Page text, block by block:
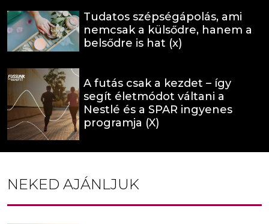
Tudatos szépségápolás, ami
nemcsak a külsődre, hanem a
belsődre is hat (x)
A futás csak a kezdet – így
segít életmódot váltani a
Nestlé és a SPAR ingyenes
programja (X)
NEKED AJÁNLJUK